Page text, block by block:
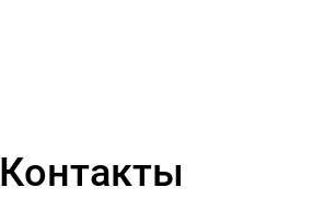
Контакты